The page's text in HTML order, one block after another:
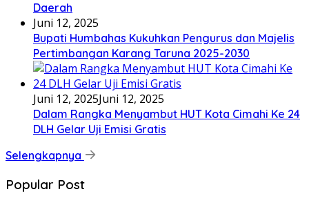
Daerah
Juni 12, 2025
Bupati Humbahas Kukuhkan Pengurus dan Majelis
Pertimbangan Karang Taruna 2025-2030
Juni 12, 2025Juni 12, 2025
Dalam Rangka Menyambut HUT Kota Cimahi Ke 24
DLH Gelar Uji Emisi Gratis
Selengkapnya
Popular Post